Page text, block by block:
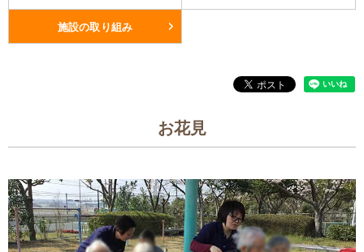
施設の取り組み
お花見